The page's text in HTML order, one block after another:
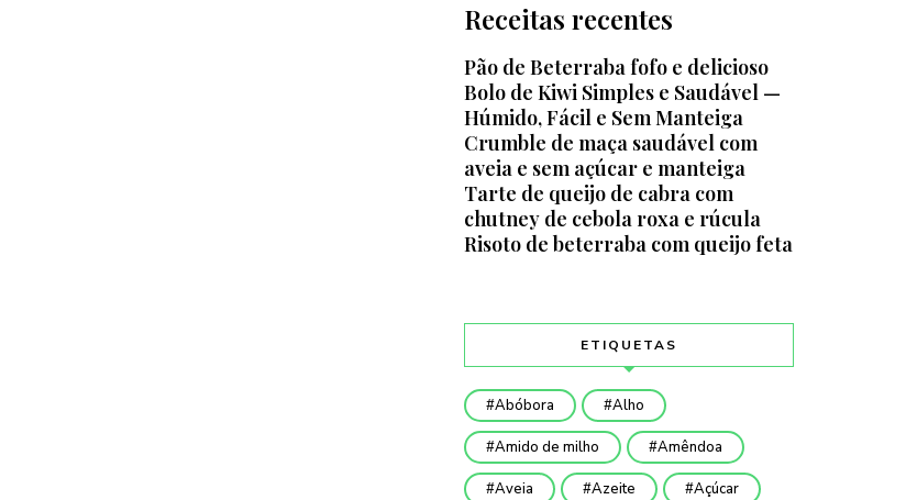
Receitas recentes
Pão de Beterraba fofo e delicioso
Bolo de Kiwi Simples e Saudável —
Húmido, Fácil e Sem Manteiga
Crumble de maça saudável com
aveia e sem açúcar e manteiga
Tarte de queijo de cabra com
chutney de cebola roxa e rúcula
Risoto de beterraba com queijo feta
ETIQUETAS
Abóbora Alho
Amido de milho Amêndoa
Aveia Azeite Açúcar